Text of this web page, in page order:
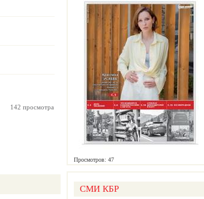
Просмотров: 47
СМИ КБР
142 просмотра